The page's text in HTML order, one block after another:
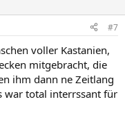
#7
voller Kastanien,
mitgebracht, die
ihm dann ne Zeitlang
war total interrssant für